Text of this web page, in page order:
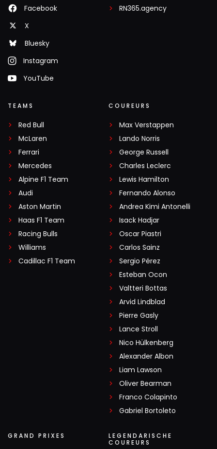
Facebook
X
Bluesky
Instagram
YouTube
RN365.agency
TEAMS
Red Bull
McLaren
Ferrari
Mercedes
Alpine F1 Team
Audi
Aston Martin
Haas F1 Team
Racing Bulls
Williams
Cadillac F1 Team
COUREURS
Max Verstappen
Lando Norris
George Russell
Charles Leclerc
Lewis Hamilton
Fernando Alonso
Andrea Kimi Antonelli
Isack Hadjar
Oscar Piastri
Carlos Sainz
Sergio Pérez
Esteban Ocon
Valtteri Bottas
Arvid Lindblad
Pierre Gasly
Lance Stroll
Nico Hülkenberg
Alexander Albon
Liam Lawson
Oliver Bearman
Franco Colapinto
Gabriel Bortoleto
GRAND PRIXES
LEGENDARISCHE
COUREURS